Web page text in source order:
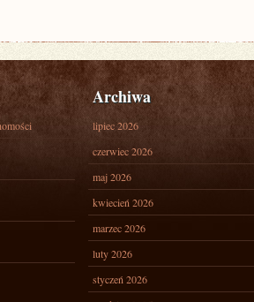
Archiwa
lipiec 2026
czerwiec 2026
maj 2026
kwiecień 2026
marzec 2026
luty 2026
styczeń 2026